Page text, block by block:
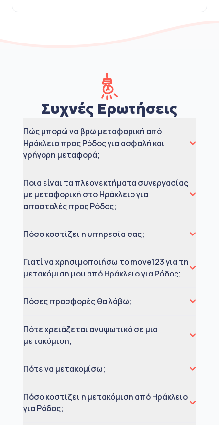
Συχνές Ερωτήσεις
Πώς μπορώ να βρω μεταφορική από
Ηράκλειο προς Ρόδος για ασφαλή και
γρήγορη μεταφορά;
Ποια είναι τα πλεονεκτήματα συνεργασίας
με μεταφορική στο Ηράκλειο για
αποστολές προς Ρόδος;
Πόσο κοστίζει η υπηρεσία σας;
Γιατί να χρησιμοποιήσω το move123 για τη
μετακόμιση μου από Ηράκλειο για Ρόδος;
Πόσες προσφορές θα λάβω;
Πότε χρειάζεται ανυψωτικό σε μια
μετακόμιση;
Πότε να μετακομίσω;
Πόσο κοστίζει η μετακόμιση από Ηράκλειο
για Ρόδος;